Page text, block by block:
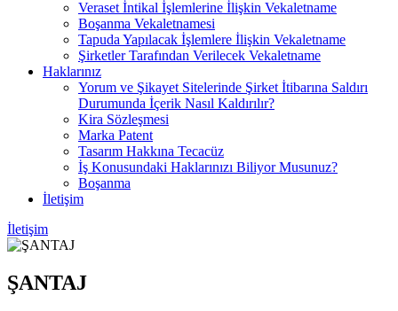
Veraset İntikal İşlemlerine İlişkin Vekaletname
Boşanma Vekaletnamesi
Tapuda Yapılacak İşlemlere İlişkin Vekaletname
Şirketler Tarafından Verilecek Vekaletname
Haklarınız
Yorum ve Şikayet Sitelerinde Şirket İtibarına Saldırı
Durumunda İçerik Nasıl Kaldırılır?
Kira Sözleşmesi
Marka Patent
Tasarım Hakkına Tecacüz
İş Konusundaki Haklarınızı Biliyor Musunuz?
Boşanma
İletişim
İletişim
ŞANTAJ